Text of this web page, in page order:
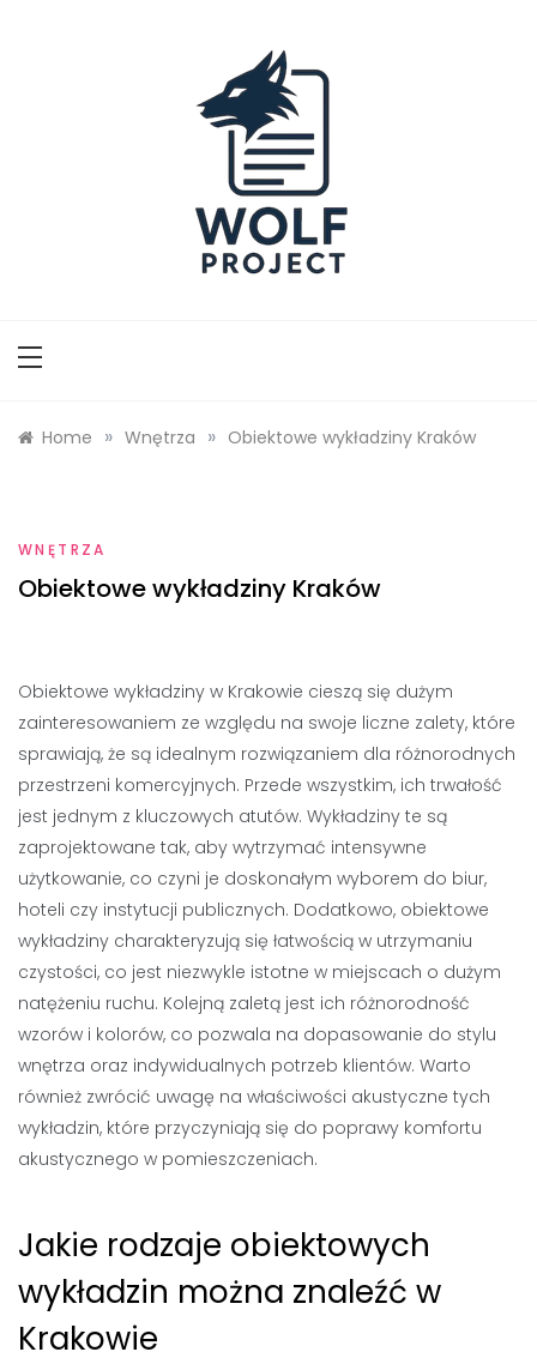
Home » Wnętrza » Obiektowe wykładziny Kraków
WNĘTRZA
Obiektowe wykładziny Kraków
Obiektowe wykładziny w Krakowie cieszą się dużym
zainteresowaniem ze względu na swoje liczne zalety, które
sprawiają, że są idealnym rozwiązaniem dla różnorodnych
przestrzeni komercyjnych. Przede wszystkim, ich trwałość
jest jednym z kluczowych atutów. Wykładziny te są
zaprojektowane tak, aby wytrzymać intensywne
użytkowanie, co czyni je doskonałym wyborem do biur,
hoteli czy instytucji publicznych. Dodatkowo, obiektowe
wykładziny charakteryzują się łatwością w utrzymaniu
czystości, co jest niezwykle istotne w miejscach o dużym
natężeniu ruchu. Kolejną zaletą jest ich różnorodność
wzorów i kolorów, co pozwala na dopasowanie do stylu
wnętrza oraz indywidualnych potrzeb klientów. Warto
również zwrócić uwagę na właściwości akustyczne tych
wykładzin, które przyczyniają się do poprawy komfortu
akustycznego w pomieszczeniach.
Jakie rodzaje obiektowych
wykładzin można znaleźć w
Krakowie